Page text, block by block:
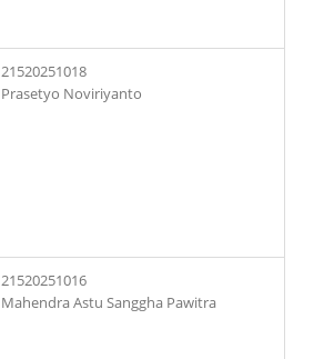
21520251018
Prasetyo Noviriyanto
21520251016
Mahendra Astu Sanggha Pawitra